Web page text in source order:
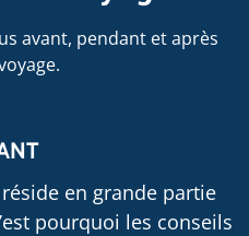
avant, pendant et après
réside en grande partie
pourquoi les conseils